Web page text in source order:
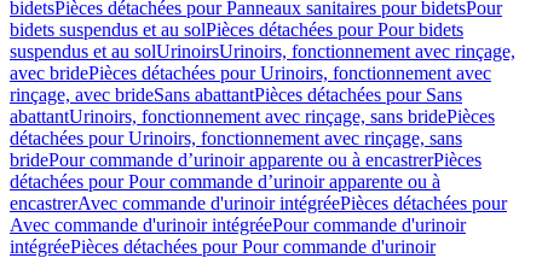
bidetsPièces détachées pour Panneaux sanitaires pour bidetsPour
bidets suspendus et au solPièces détachées pour Pour bidets
suspendus et au solUrinoirsUrinoirs, fonctionnement avec rinçage,
avec bridePièces détachées pour Urinoirs, fonctionnement avec
rinçage, avec brideSans abattantPièces détachées pour Sans
abattantUrinoirs, fonctionnement avec rinçage, sans bridePièces
détachées pour Urinoirs, fonctionnement avec rinçage, sans
bridePour commande d’urinoir apparente ou à encastrerPièces
détachées pour Pour commande d’urinoir apparente ou à
encastrerAvec commande d'urinoir intégréePièces détachées pour
Avec commande d'urinoir intégréePour commande d'urinoir
intégréePièces détachées pour Pour commande d'urinoir